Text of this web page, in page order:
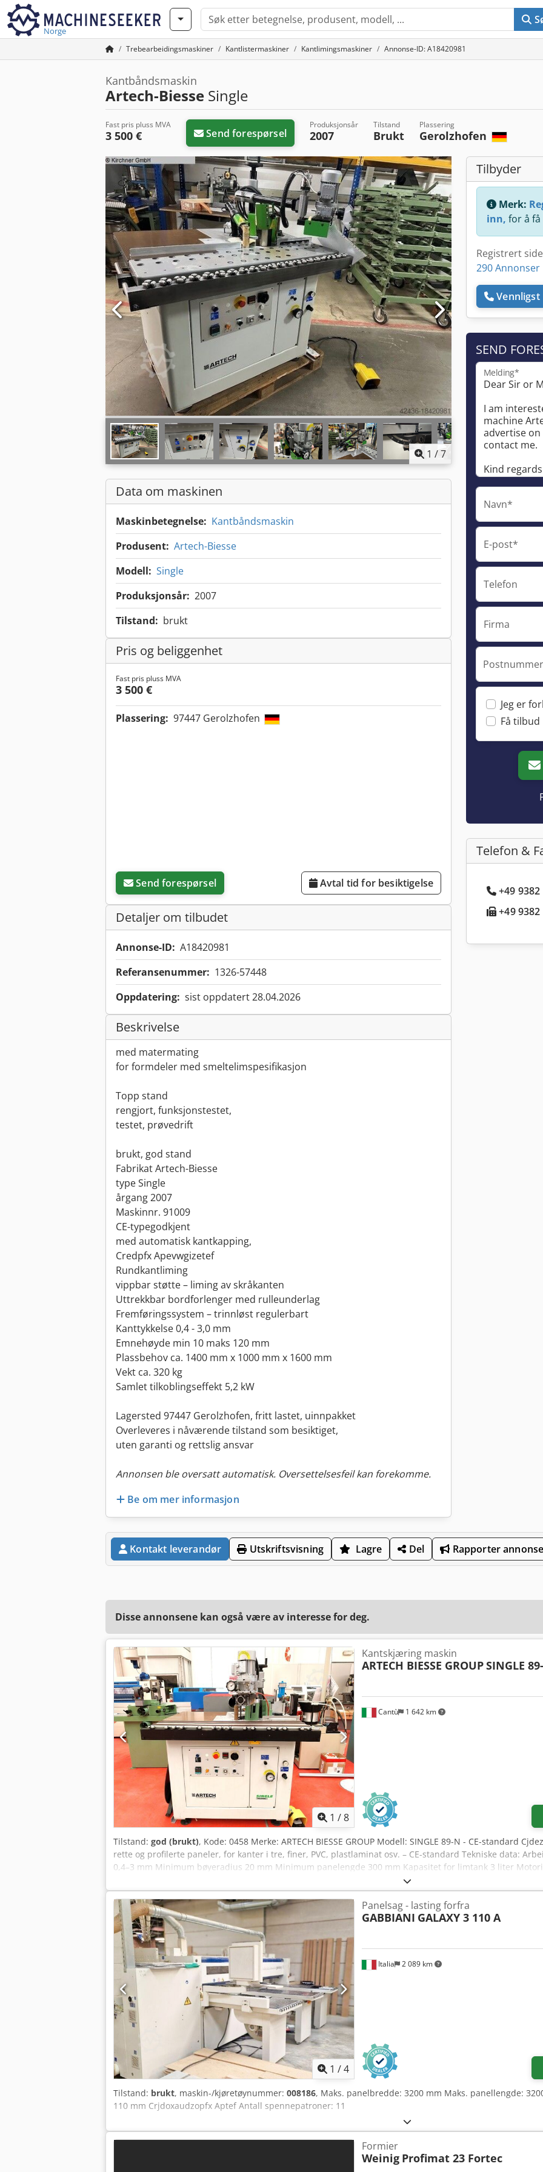
Norge
Trebearbeidingsmaskiner Kantlistermaskiner Kantlimingsmaskiner Annonse-ID: A18420981
Kantbåndsmaskin
Artech-Biesse Single
Fast pris pluss MVA
3 500 € Send forespørsel
Produksjonsår
2007
Tilstand
Brukt
Plassering
Gerolzhofen
1 /7
Data om maskinen
Maskinbetegnelse: Kantbåndsmaskin
Produsent: Artech-Biesse
Modell: Single
Produksjonsår: 2007
Tilstand: brukt
Pris og beliggenhet
Fast pris pluss MVA
3 500 €
Plassering: 97447 Gerolzhofen
Send forespørsel Avtal tid for besiktigelse
Detaljer om tilbudet
Annonse-ID: A18420981
Referansenummer: 1326-57448
Oppdatering: sist oppdatert 28.04.2026
Beskrivelse
med matermating
for formdeler med smeltelimspesifikasjon
Topp stand
rengjort, funksjonstestet,
testet, prøvedrift
brukt, god stand
Fabrikat Artech-Biesse
type Single
årgang 2007
Maskinnr. 91009
CE-typegodkjent
med automatisk kantkapping,
Credpfx Apevwgizetef
Rundkantliming
vippbar støtte – liming av skråkanten
Uttrekkbar bordforlenger med rulleunderlag
Fremføringssystem – trinnløst regulerbart
Kanttykkelse 0,4 - 3,0 mm
Emnehøyde min 10 maks 120 mm
Plassbehov ca. 1400 mm x 1000 mm x 1600 mm
Vekt ca. 320 kg
Samlet tilkoblingseffekt 5,2 kW
Lagersted 97447 Gerolzhofen, fritt lastet, uinnpakket
Overleveres i nåværende tilstand som besiktiget,
uten garanti og rettslig ansvar
Annonsen ble oversatt automatisk. Oversettelsesfeil kan forekomme.
Be om mer informasjon
Tilbyder
Merk:
inn, for å
Registrert
290
SEND
Melding*
Navn*
E-post*
Telefon
Firma
Jeg er
Få
Telefon &
+49
+49
Kontakt leverandør Utskriftsvisning Lagre Del Rapporter
Disse annonsene kan også være av interesse for deg.
1 /8
Cantù 1 642 km
Kantskjæring maskin
ARTECH BIESSE GROUPSINGLE
Tilstand: god (brukt), Kode: 0458 Merke: ARTECH BIESSE GROUP Modell: SINGLE 89-N - CE-standard
rette og profilerte paneler, for kanter i tre, finer, PVC, plastlaminat osv. – CE-standard Tekniske data:
0,4–3 mm Minimum bøyeradius 20 mm Minimum panelengde 300 mm Kapasitet for limtank 3 liter
Frontforlengelse for støtte av store paneler Arbeidsflate kan vippes fra 0 til 45 grader Matehastighet 4/
hastighetsregulering Trimmingsenhet bestående av 2 stablede motorer Totalt strømforbruk 5,2 kW
1380 mm (h) Vekt 350 kg
1 /4
Italia 2 089 km
Panelsag - lasting forfra
GABBIANI GALAXY 3 110 A
Tilstand: brukt, maskin-/kjøretøynummer: 008186, Maks. panelbredde: 3200 mm Maks. panellengde:
110 mm Crjdoxaudzopfx Aptef Antall spennepatroner: 11
Formier
Weinig Profimat 23 Fortec